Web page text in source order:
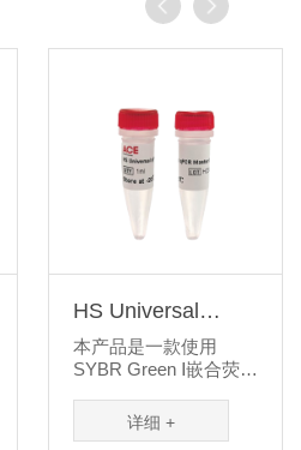
HS Universal
qPCR Master Mix
本产品是一款使用
SYBR Green Ⅰ嵌合荧光
用预混液。核心组分
Hot-...
详细 +